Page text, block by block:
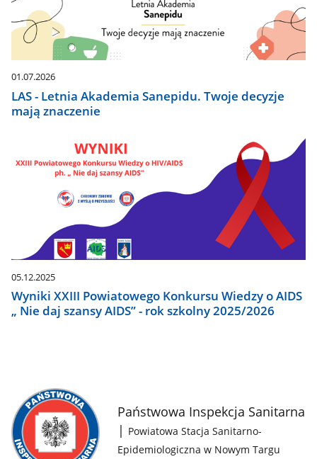
01.07.2026
LAS - Letnia Akademia Sanepidu. Twoje decyzje
mają znaczenie
05.12.2025
Wyniki XXIII Powiatowego Konkursu Wiedzy o AIDS
„ Nie daj szansy AIDS” - rok szkolny 2025/2026
Państwowa Inspekcja Sanitarna
| Powiatowa Stacja Sanitarno-
Epidemiologiczna w Nowym Targu